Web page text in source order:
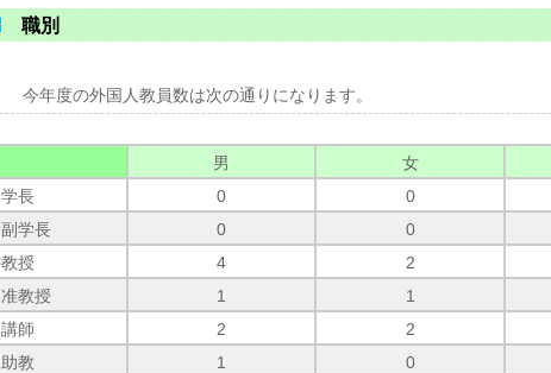
職別
今年度の外国人教員数は次の通りになります。
男 女
学長
0 0
副学長
0 0
教授
4 2
准教授
1 1
講師
2 2
助教
1 0